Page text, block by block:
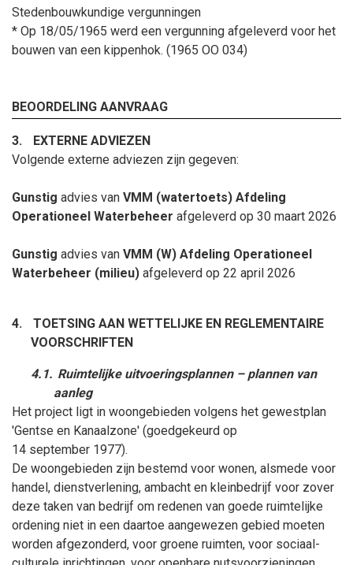
Stedenbouwkundige vergunningen
* Op 18/05/1965 werd een vergunning afgeleverd voor het
bouwen van een kippenhok. (1965 OO 034)
BEOORDELING AANVRAAG
3.
EXTERNE ADVIEZEN
Volgende externe adviezen zijn gegeven:
Gunstig advies van VMM (watertoets) Afdeling
Operationeel Waterbeheer afgeleverd op 30 maart 2026
Gunstig advies van VMM (W) Afdeling Operationeel
Waterbeheer (milieu) afgeleverd op 22 april 2026
4.
TOETSING AAN WETTELIJKE EN REGLEMENTAIRE
VOORSCHRIFTEN
4.1. Ruimtelijke uitvoeringsplannen – plannen van
aanleg
Het project ligt in woongebieden volgens het gewestplan
'Gentse en Kanaalzone' (goedgekeurd op
14 september 1977).
De woongebieden zijn bestemd voor wonen, alsmede voor
handel, dienstverlening, ambacht en kleinbedrijf voor zover
deze taken van bedrijf om redenen van goede ruimtelijke
ordening niet in een daartoe aangewezen gebied moeten
worden afgezonderd, voor groene ruimten, voor sociaal-